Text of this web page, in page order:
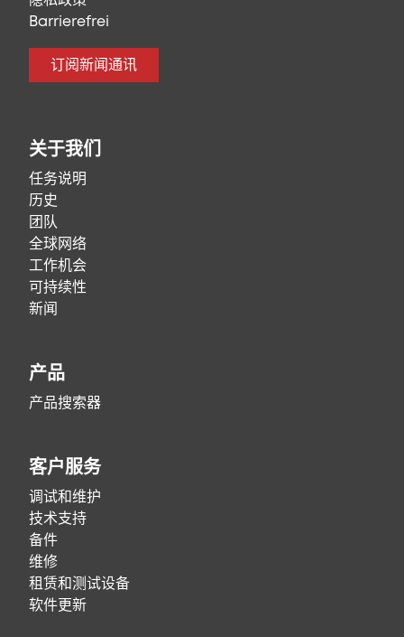
Barrierefrei
订阅新闻通讯
关于我们
任务说明
历史
团队
全球网络
工作机会
可持续性
新闻
产品
产品搜索器
客户服务
调试和维护
技术支持
备件
维修
租赁和测试设备
软件更新